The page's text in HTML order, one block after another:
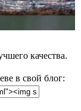
качества.
в свой блог: